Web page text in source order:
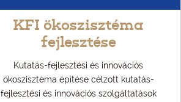
KFI ökoszisztéma
fejlesztése
Kutatás-fejlesztési és innovációs
ökoszisztéma építése célzott kutatás-
fejlesztési és innovációs szolgáltatások